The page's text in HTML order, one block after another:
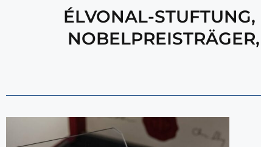
ÉLVONAL-STUFTUNG,
NOBELPREISTRÄGER,